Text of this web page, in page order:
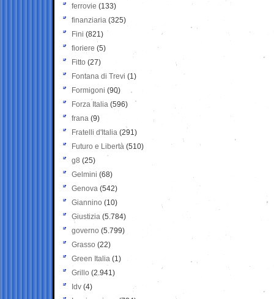
ferrovie (133)
finanziaria (325)
Fini (821)
fioriere (5)
Fitto (27)
Fontana di Trevi (1)
Formigoni (90)
Forza Italia (596)
frana (9)
Fratelli d'Italia (291)
Futuro e Libertà (510)
g8 (25)
Gelmini (68)
Genova (542)
Giannino (10)
Giustizia (5.784)
governo (5.799)
Grasso (22)
Green Italia (1)
Grillo (2.941)
Idv (4)